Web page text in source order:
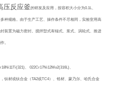
压反应釜的研发及应用，按容积大小分为0.1L、
多种规格。由于生产工艺、操作条件不尽相同，实验室用高
装置为磁力密封。搅拌型式有锚式、浆式、涡轮式、推进
。
、022Cr17Ni12Mo2(316L) 、
，钛材或钛合金（TA2或TC4）、锆材、蒙乃尔、哈氏合金